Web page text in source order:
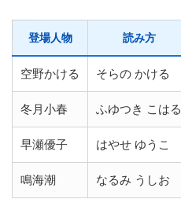
登場人物 読み方
空野かける そらの かける
冬月小春 ふゆつき こはる
早瀬優子 はやせ ゆうこ
鳴海潮 なるみ うしお